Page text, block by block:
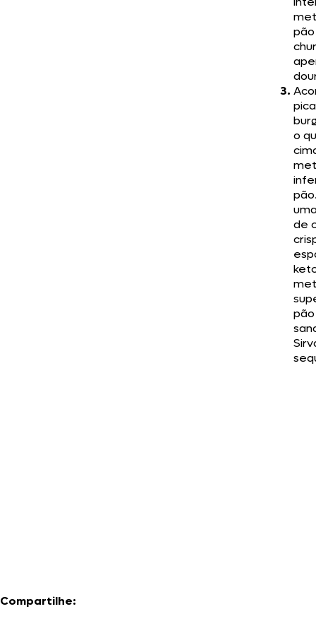
o
de
Compartilhe: